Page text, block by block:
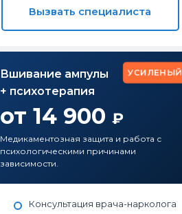
Вызвать специалиста
УСИЛЕНЫЙ
Вшивание ампулы
+ психотерапия
от 14 900 ₽
Медикаментозная защита и работа с
психологическими причинами
зависимости.
Консультация врача-нарколога